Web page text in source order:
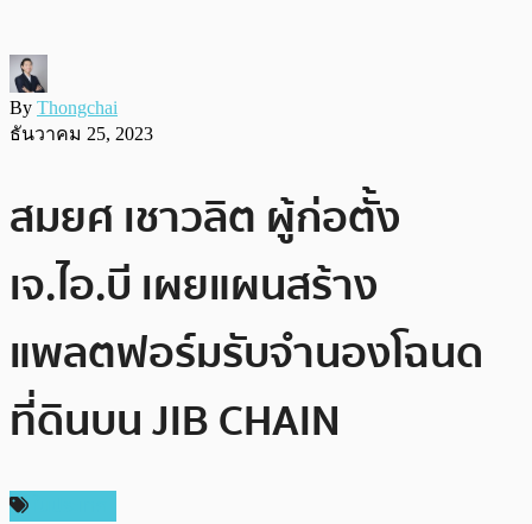
By Thongchai
ธันวาคม 25, 2023
สมยศ เชาวลิต ผู้ก่อตั้ง
เจ.ไอ.บี เผยแผนสร้าง
แพลตฟอร์มรับจำนองโฉนด
ที่ดินบน JIB CHAIN